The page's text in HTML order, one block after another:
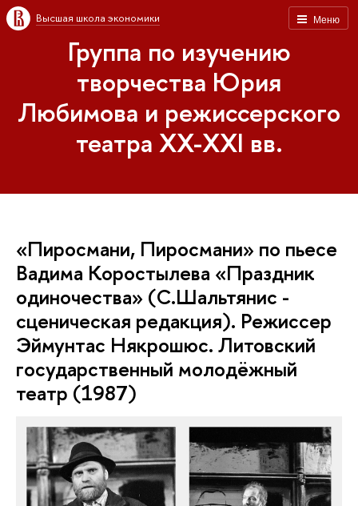
Меню
Высшая школа экономики
Группа по изучению
творчества Юрия
Любимова и режиссерского
театра XX-XXI вв.
«Пиросмани, Пиросмани» по пьесе
Вадима Коростылева «Праздник
одиночества» (С.Шальтянис -
сценическая редакция). Режиссер
Эймунтас Някрошюс. Литовский
государственный молодёжный
театр (1987)